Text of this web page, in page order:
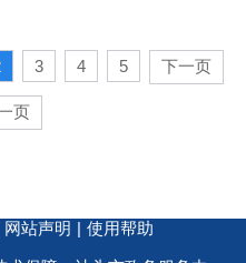
3 4 5 下一页
页
网站声明 | 使用帮助